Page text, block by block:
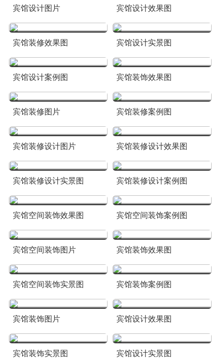
宾馆设计图片 宾馆设计效果图
宾馆装修效果图 宾馆设计实景图
宾馆设计案例图 宾馆装饰效果图
宾馆装修图片 宾馆装修案例图
宾馆装修设计图片 宾馆装修设计效果图
宾馆装修设计实景图 宾馆装修设计案例图
宾馆空间装饰效果图 宾馆空间装饰案例图
宾馆空间装饰图片 宾馆装饰效果图
宾馆空间装饰实景图 宾馆装饰案例图
宾馆装饰图片 宾馆设计效果图
宾馆装饰实景图 宾馆设计实景图